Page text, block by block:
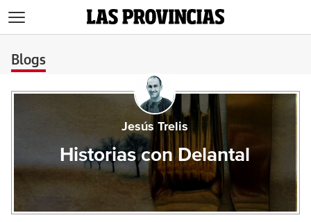
Blogs
Jesús Trelis
Historias con Delantal